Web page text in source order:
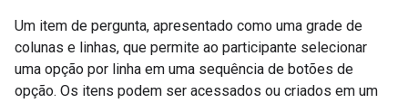
Um item de pergunta, apresentado como uma grade de
colunas e linhas, que permite ao participante selecionar
uma opção por linha em uma sequência de botões de
opção. Os itens podem ser acessados ou criados em um